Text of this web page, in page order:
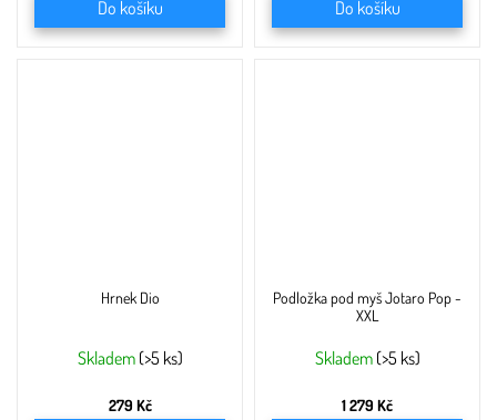
Do košíku Do košíku
Hrnek Dio
Skladem (>5 ks)
279 Kč
Podložka pod myš Jotaro Pop -
XXL
Skladem (>5 ks)
1 279 Kč